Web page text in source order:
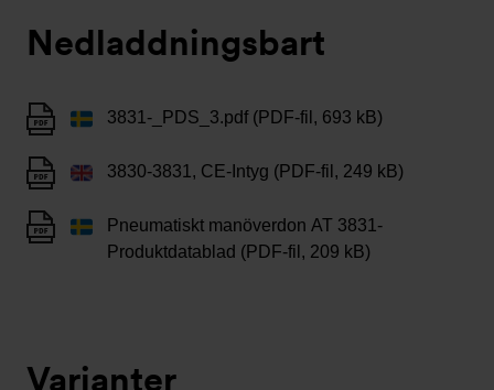
Nedladdningsbart
3831-_PDS_3.pdf (PDF-fil, 693 kB)
3830-3831, CE-Intyg (PDF-fil, 249 kB)
Pneumatiskt manöverdon AT 3831-
Produktdatablad (PDF-fil, 209 kB)
Varianter